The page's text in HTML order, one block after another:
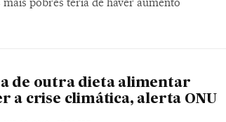
de outra dieta alimentar
a crise climática, alerta ONU